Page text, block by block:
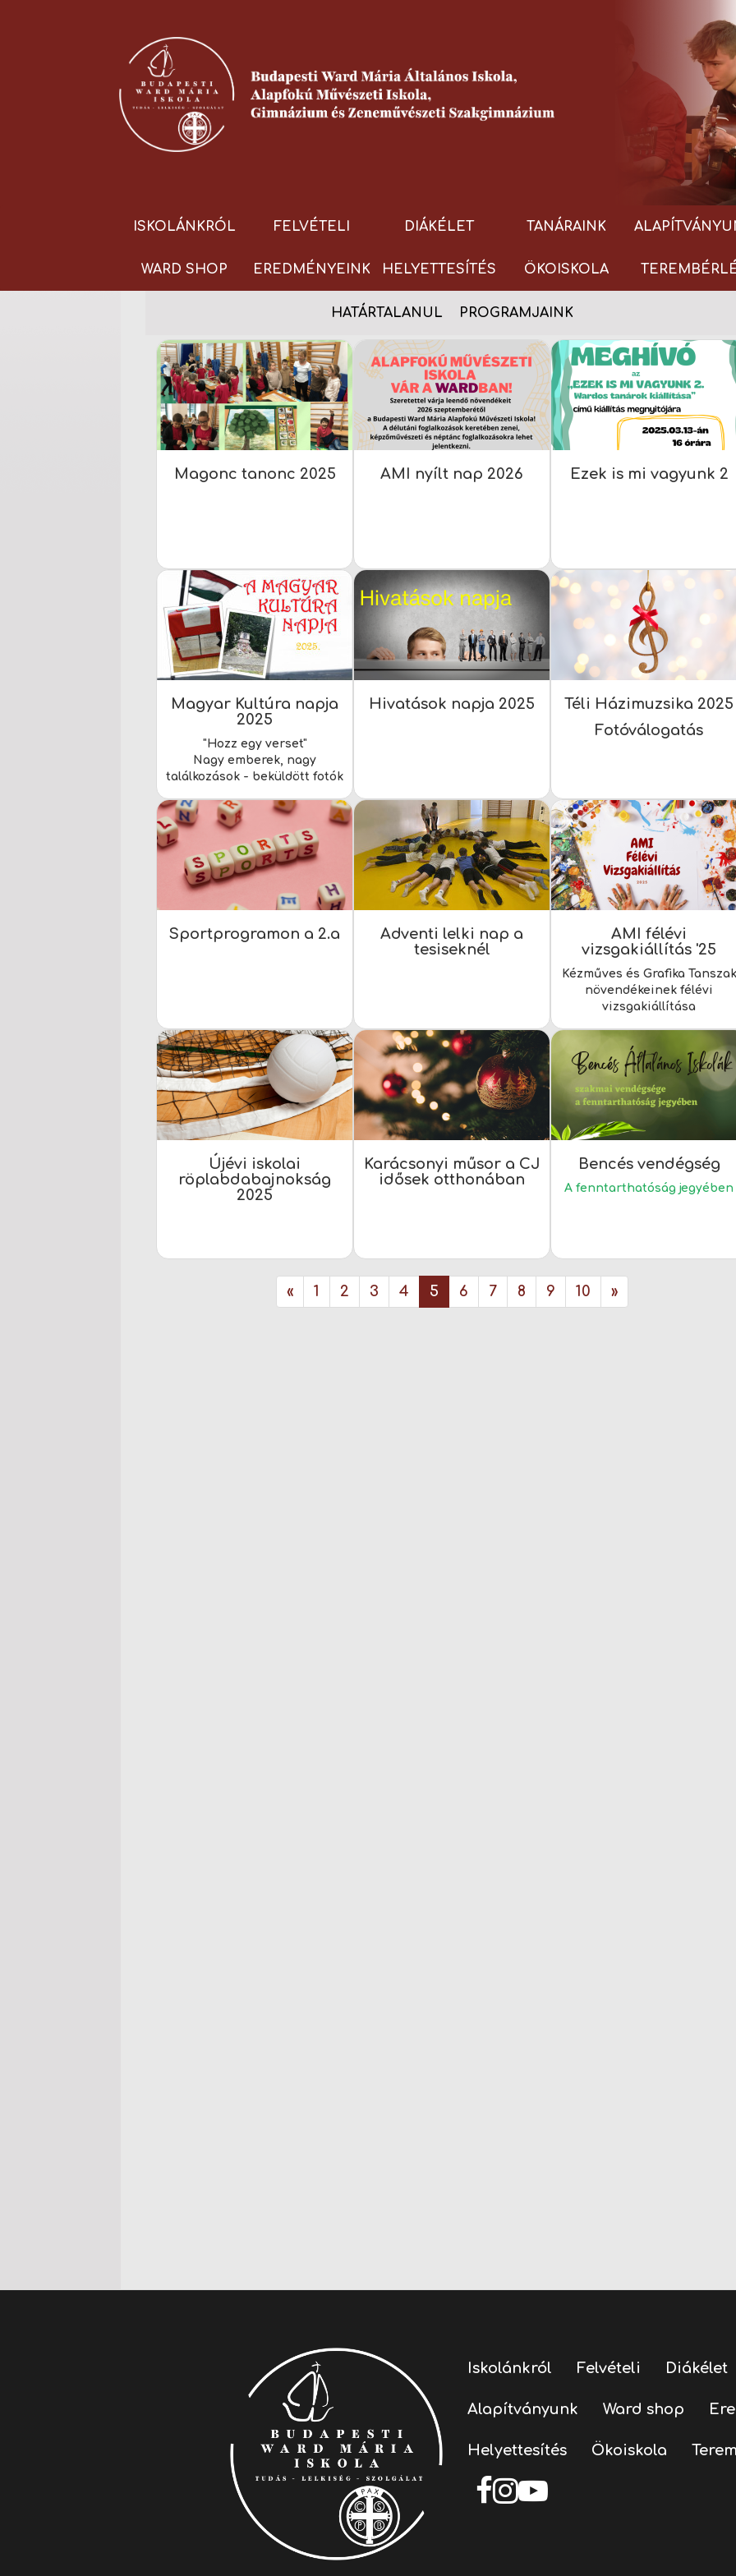
ISKOLÁNKRÓL FELVÉTELI DIÁKÉLET TANÁRAINK
WARD SHOP EREDMÉNYEINK HELYETTESÍTÉS ÖKOISKOLA
HATÁRTALANUL PROGRAMJAINK
Magonc tanonc 2025 AMI nyílt nap 2026 Ezek is mi vagyunk 2
Magyar Kultúra napja
2025
"Hozz egy verset"
Nagy emberek, nagy
találkozások - beküldött fotók
Hivatások napja 2025
Téli Házimuzsika 2025
Fotóválogatás
Sportprogramon a 2.a
Adventi lelki nap a
tesiseknél
AMI félévi
vizsgakiállítás '25
Kézműves és Grafika Tanszak
növendékeinek félévi
vizsgakiállítása
Újévi iskolai
röplabdabajnokság
2025
Karácsonyi műsor a CJ
idősek otthonában
Bencés vendégség
A fenntarthatóság jegyében
« 1 2 3 4 5 6 7 8 9 10 »
Iskolánkról Felvételi Diákélet
Alapítványunk Ward shop
Helyettesítés Ökoiskola